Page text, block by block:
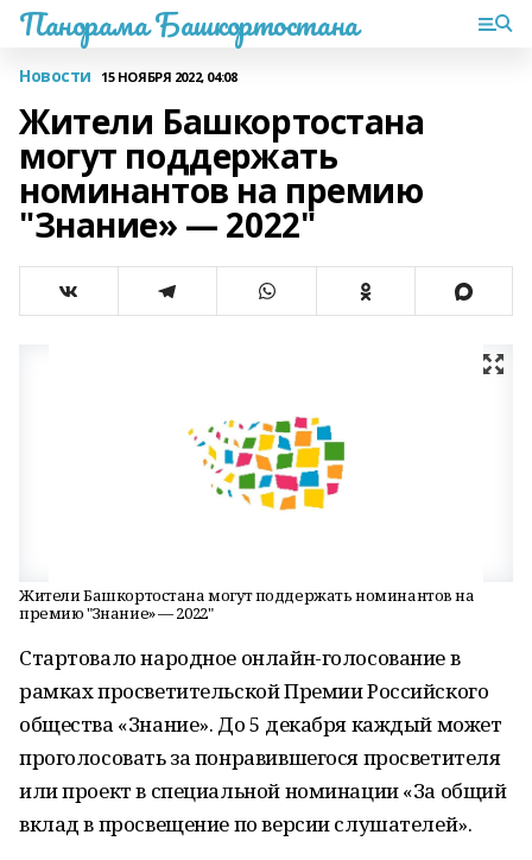
Панорама Башкортостана
Новости 15 НОЯБРЯ 2022, 04:08
Жители Башкортостана
могут поддержать
номинантов на премию
"Знание» — 2022"
Жители Башкортостана могут поддержать номинантов на
премию "Знание» — 2022"
Стартовало народное онлайн-голосование в
рамках просветительской Премии Российского
общества «Знание». До 5 декабря каждый может
проголосовать за понравившегося просветителя
или проект в специальной номинации «За общий
вклад в просвещение по версии слушателей».